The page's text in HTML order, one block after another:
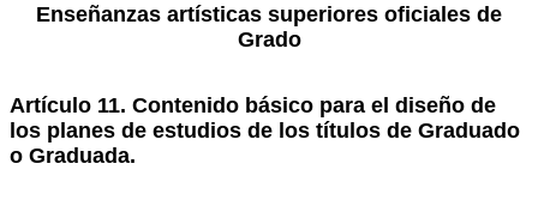
Enseñanzas artísticas superiores oficiales de
Grado
Artículo 11. Contenido básico para el diseño de
los planes de estudios de los títulos de Graduado
o Graduada.